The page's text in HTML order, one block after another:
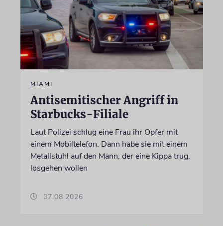
MIAMI
Antisemitischer Angriff in
Starbucks-Filiale
Laut Polizei schlug eine Frau ihr Opfer mit
einem Mobiltelefon. Dann habe sie mit einem
Metallstuhl auf den Mann, der eine Kippa trug,
losgehen wollen
07.08.2026